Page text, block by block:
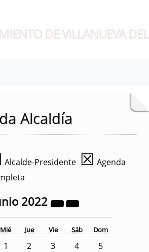
DE VILLANUEVA
Alcaldía
Alcalde-Presidente ☒ Agenda
2022
Mié Jue Vie Sáb Dom
1 2 3 4
5